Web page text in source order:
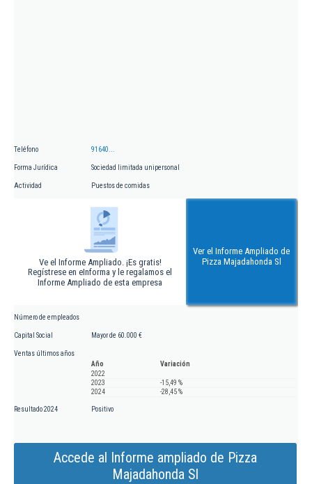
Teléfono 91640...
Forma Jurídica Sociedad limitada unipersonal
Actividad Puestos de comidas
Ve el Informe Ampliado. ¡Es gratis!
Regístrese en eInforma y le regalamos el
Informe Ampliado de esta empresa
Ver el Informe Ampliado de
Pizza Majadahonda Sl
Número de empleados
Capital Social Mayor de 60.000 €
Ventas últimos años
Año
Variación
2022
2023
-15,49 %
2024
-28,45 %
Resultado 2024 Positivo
Accede al Informe ampliado de Pizza
Majadahonda Sl